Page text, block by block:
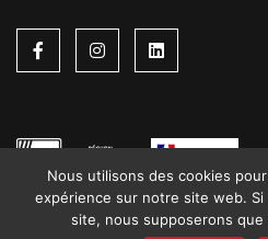
Nous utilisons des cookies
expérience sur notre site web.
site, nous supposerons